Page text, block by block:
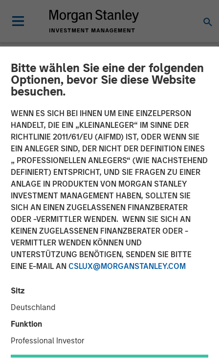
Bitte wählen Sie eine der folgenden
Optionen, bevor Sie diese Website
besuchen.
WENN ES SICH BEI IHNEN UM EINE EINZELPERSON
HANDELT, DIE EIN „KLEINANLEGER“ IM SINNE DER
RICHTLINIE 2011/61/EU (AIFMD) IST, ODER WENN SIE
EIN ANLEGER SIND, DER NICHT DER DEFINITION EINES
„ PROFESSIONELLEN ANLEGERS“ (WIE NACHSTEHEND
DEFINIERT) ENTSPRICHT, UND SIE FRAGEN ZU EINER
ANLAGE IN PRODUKTEN VON MORGAN STANLEY
INVESTMENT MANAGEMENT HABEN, SOLLTEN SIE
SICH AN EINEN ZUGELASSENEN FINANZBERATER
ODER -VERMITTLER WENDEN. WENN SIE SICH AN
KEINEN ZUGELASSENEN FINANZBERATER ODER -
VERMITTLER WENDEN KÖNNEN UND
UNTERSTÜTZUNG BENÖTIGEN, SENDEN SIE BITTE
EINE E-MAIL AN CSLUX@MORGANSTANLEY.COM
Sitz
Deutschland
Funktion
Professional Investor
NEWSROOM
Morgan Stanley Energy
Partners, SPG expands
turbine technology
partnership with Honeywell
to include Energy Services
market
05 JULI 2023
BROOKSHIRE, TEXAS – July 5, 2023
Signal Power Group (“Signal Power" or “SPG”)
announced today an expansion of its partnership with
turboshaft turbine engine technology. The latest
turboshaft technology, developed as part of Honeywell’s